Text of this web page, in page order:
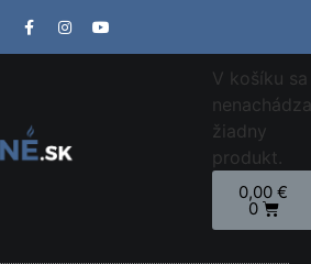
V košíku sa
žiadny
produkt.
0,00€
0